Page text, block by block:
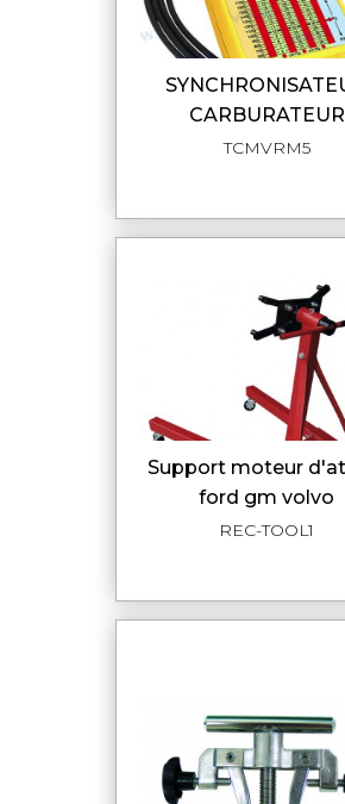
SYNCHRONISATEUR
CARBURATEUR
TCMVRM5
support moteur d'atelier
ford gm volvo
REC-TOOL1